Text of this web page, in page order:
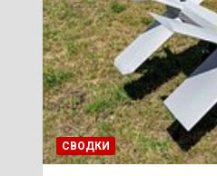
СВОДКИ